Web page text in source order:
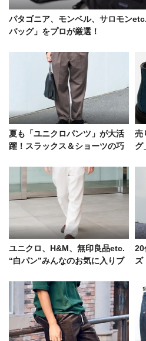
パタゴニア、モンベル、サロモン
バッグ」をプロが厳選！
夏も「ユニクロパンツ」が大活
躍！スラックス＆ショーツの巧
売
グ
ユニクロ、H&M、無印良品etc.
“白パン”みんなのお気に入りブ
20
ズ